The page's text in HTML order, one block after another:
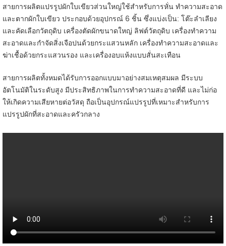
สายการผลิตแปรรูปผักใบเขียวส่วนใหญ่ใช้สำหรับการหั่น ทำความสะอาด
และตากผักใบเขียว ประกอบด้วยอุปกรณ์ 6 ชิ้น ซึ่งแบ่งเป็น: โต๊ะลำเลียง
และคัดเลือกวัตถุดิบ เครื่องตัดผักขนาดใหญ่ ลิฟต์วัตถุดิบ เครื่องทำความ
สะอาดและกำจัดสิ่งเจือปนด้วยกระแสวนหลัก เครื่องทำความสะอาดและ
ฆ่าเชื้อด้วยกระแสวนรอง และเครื่องอบแห้งแบบสั่นสะเทือน
สายการผลิตทั้งหมดได้รับการออกแบบมาอย่างสมเหตุสมผล มีระบบ
อัตโนมัติในระดับสูง มีประสิทธิภาพในการทำความสะอาดที่ดี และไม่ก่อ
ให้เกิดความเสียหายต่อวัสดุ ถือเป็นอุปกรณ์แปรรูปที่เหมาะสำหรับการ
แปรรูปผักที่สะอาดและครัวกลาง